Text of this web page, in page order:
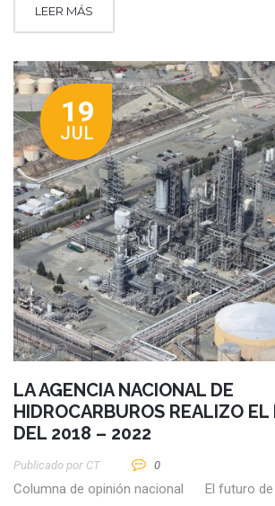
LEER MÁS
19
JUL
LA AGENCIA NACIONAL DE
HIDROCARBUROS REALIZO EL
DEL 2018 – 2022
Publicado por CT 0
Columna de opinión nacional El futuro de